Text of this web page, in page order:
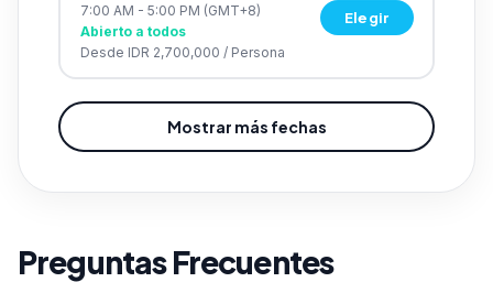
7:00 AM - 5:00 PM (GMT+8)
Abierto a todos
Desde IDR 2,700,000 / Persona
Elegir
Mostrar más fechas
Preguntas Frecuentes